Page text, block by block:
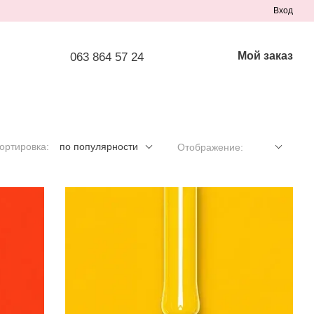
Вход
063 864 57 24 Мой заказ
по популярности Отображение: